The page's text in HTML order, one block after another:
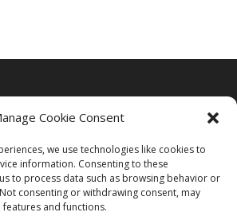
Cookie Consent
we use technologies like cookies to
information. Consenting to these
to process data such as browsing behavior or
consenting or withdrawing consent, may
and functions.